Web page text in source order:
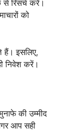
रिसर्च करें।
को
हैं। इसलिए,
निवेश करें।
की उम्मीद
आप सही